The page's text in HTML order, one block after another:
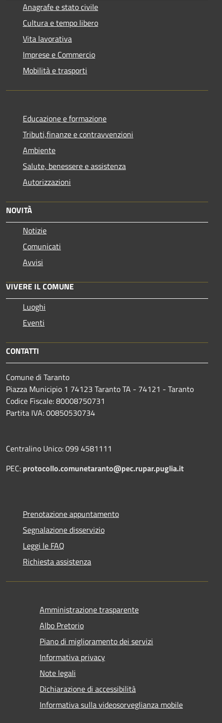
Anagrafe e stato civile
Cultura e tempo libero
Vita lavorativa
Imprese e Commercio
Mobilità e trasporti
Educazione e formazione
Tributi,finanze e contravvenzioni
Ambiente
Salute, benessere e assistenza
Autorizzazioni
NOVITÀ
Notizie
Comunicati
Avvisi
VIVERE IL COMUNE
Luoghi
Eventi
CONTATTI
Comune di Taranto
Piazza Municipio 1 74123 Taranto TA - 74121 - Taranto
Codice Fiscale: 80008750731
Partita IVA: 00850530734
Centralino Unico: 099 4581111
PEC: protocollo.comunetaranto@pec.rupar.puglia.it
Prenotazione appuntamento
Segnalazione disservizio
Leggi le FAQ
Richiesta assistenza
Amministrazione trasparente
Albo Pretorio
Piano di miglioramento dei servizi
Informativa privacy
Note legali
Dichiarazione di accessibilità
Informativa sulla videosorveglianza mobile